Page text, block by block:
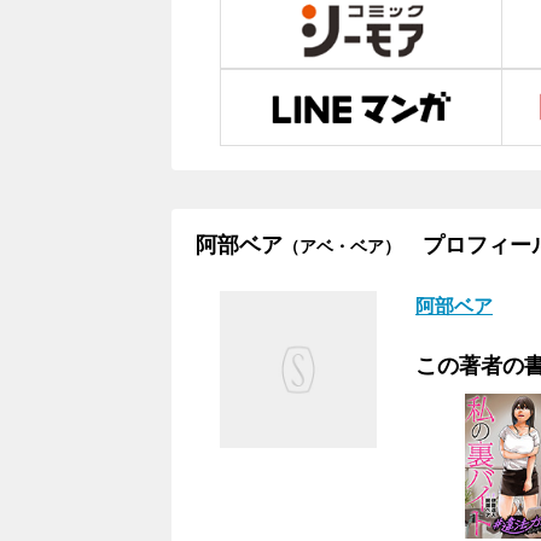
阿部ベア （アベ・ベア） プロフィー
阿部ベア
この著者の